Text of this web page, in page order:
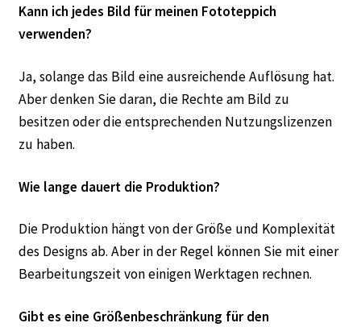
Kann ich jedes Bild für meinen Fototeppich
verwenden?
Ja, solange das Bild eine ausreichende Auflösung hat.
Aber denken Sie daran, die Rechte am Bild zu
besitzen oder die entsprechenden Nutzungslizenzen
zu haben.
Wie lange dauert die Produktion?
Die Produktion hängt von der Größe und Komplexität
des Designs ab. Aber in der Regel können Sie mit einer
Bearbeitungszeit von einigen Werktagen rechnen.
Gibt es eine Größenbeschränkung für den